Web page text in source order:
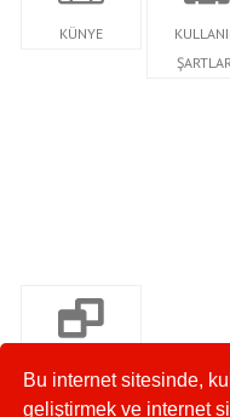
Bu internet sitesinde,
geliştirmek ve internet
KÜNYE